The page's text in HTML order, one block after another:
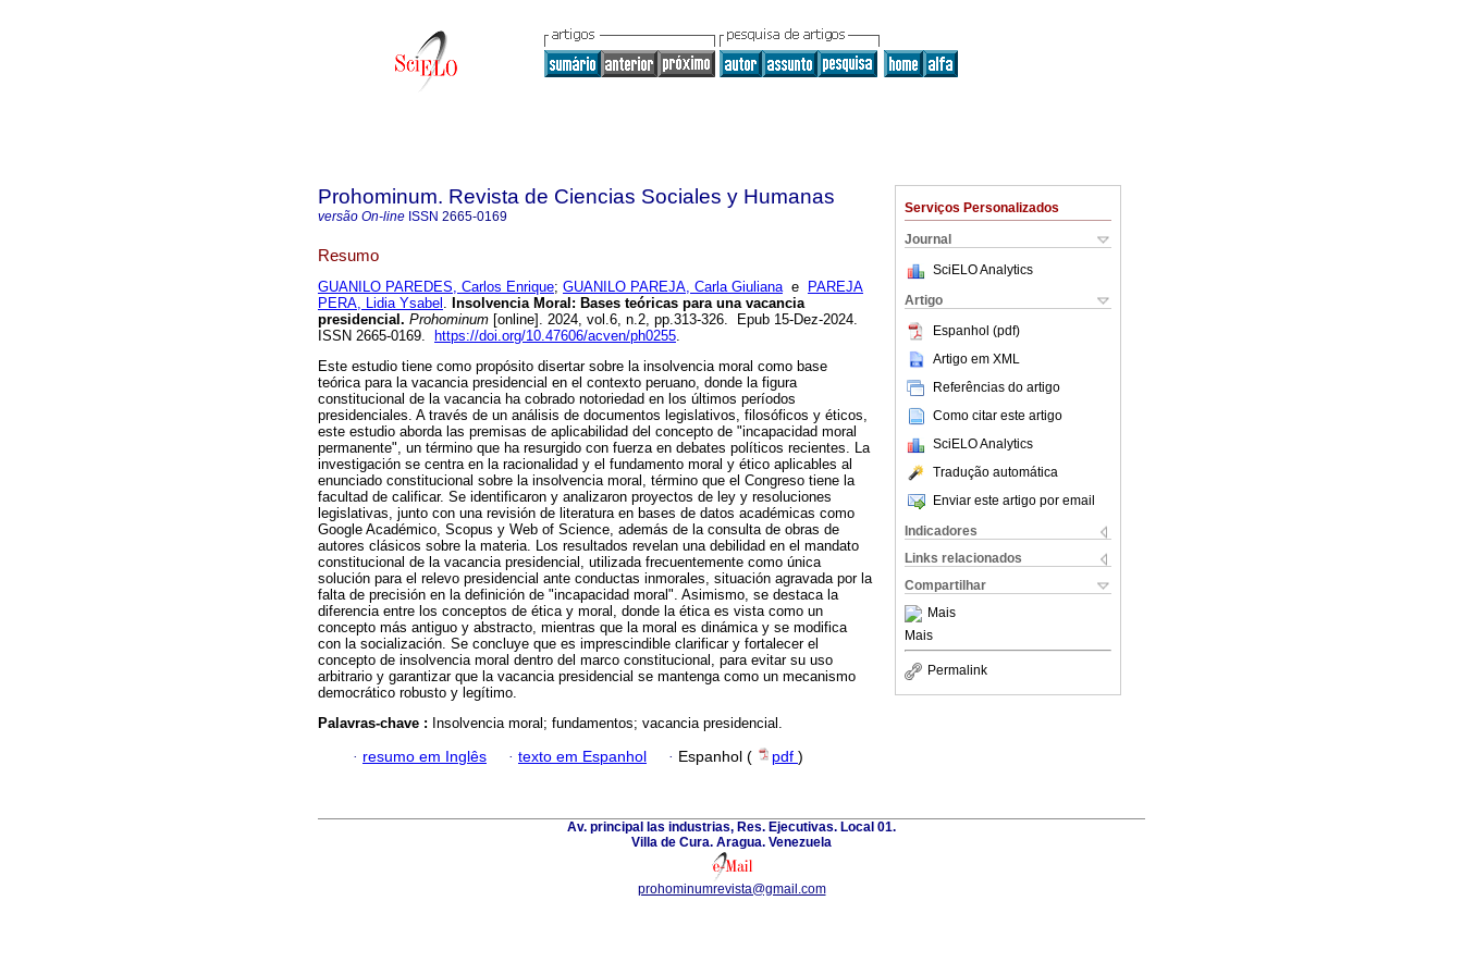
Serviços Personalizados
Journal
SciELO Analytics
Artigo
Espanhol (pdf)
Artigo em XML
Referências do artigo
Como citar este artigo
SciELO Analytics
Tradução automática
Enviar este artigo por email
Indicadores
Links relacionados
Compartilhar
Mais
Mais
Permalink
Prohominum. Revista de Ciencias Sociales y Humanas
versão On-line ISSN 2665-0169
Resumo
GUANILO PAREDES, Carlos Enrique; GUANILO PAREJA, Carla Giulianae
PAREJA
PERA, Lidia Ysabel . Insolvencia Moral: Bases teóricas para una vacancia
presidencial. Prohominum [online]. 2024, vol.6, n.2, pp.313-326. Epub 15-Dez-2024.
ISSN 2665-0169.
https://doi.org/10.47606/acven/ph0255.
Este estudio tiene como propósito disertar sobre la insolvencia moral como base
teórica para la vacancia presidencial en el contexto peruano, donde la figura
constitucional de la vacancia ha cobrado notoriedad en los últimos períodos
presidenciales. A través de un análisis de documentos legislativos, filosóficos y éticos,
este estudio aborda las premisas de aplicabilidad del concepto de "incapacidad moral
permanente", un término que ha resurgido con fuerza en debates políticos recientes. La
investigación se centra en la racionalidad y el fundamento moral y ético aplicables al
enunciado constitucional sobre la insolvencia moral, término que el Congreso tiene la
facultad de calificar. Se identificaron y analizaron proyectos de ley y resoluciones
legislativas, junto con una revisión de literatura en bases de datos académicas como
Google Académico, Scopus y Web of Science, además de la consulta de obras de
autores clásicos sobre la materia. Los resultados revelan una debilidad en el mandato
constitucional de la vacancia presidencial, utilizada frecuentemente como única
solución para el relevo presidencial ante conductas inmorales, situación agravada por la
falta de precisión en la definición de "incapacidad moral". Asimismo, se destaca la
diferencia entre los conceptos de ética y moral, donde la ética es vista como un
concepto más antiguo y abstracto, mientras que la moral es dinámica y se modifica
con la socialización. Se concluye que es imprescindible clarificar y fortalecer el
concepto de insolvencia moral dentro del marco constitucional, para evitar su uso
arbitrario y garantizar que la vacancia presidencial se mantenga como un mecanismo
democrático robusto y legítimo.
Palavras-chave : Insolvencia moral; fundamentos; vacancia presidencial.
· resumo em Inglês · texto em Espanhol · Espanhol ( pdf )
Av. principal las industrias, Res. Ejecutivas. Local 01.
Villa de Cura. Aragua. Venezuela
prohominumrevista@gmail.com